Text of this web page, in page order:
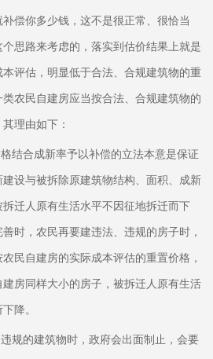
偿你多少钱，这不是很正常、很恰当
思路来考虑的，落实到估价结果上就是
评估，明显低于合法、合规建筑物的重
农民自建房应当按合法、合规建筑物的
理由如下：
合成新率予以补偿的立法本意是保证
设与被拆除原建筑物结构、面积、成新
迁人原有生活水平不因征地拆迁而下
时，农民再要建违法、违规的房子时，
民自建房的实际成本评估的重置价格，
房同样大小的房子，被拆迁人原有生活
降。
的建筑物时，政府会出面制止，会要